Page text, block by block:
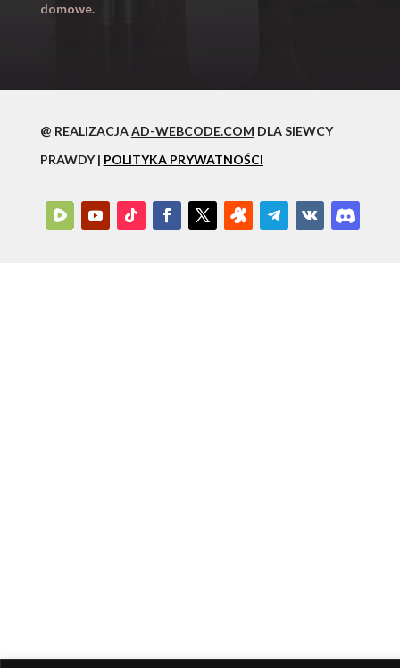
domowe.
@ REALIZACJAAD-WEBCODE.COM DLA SIEWCY
PRAWDY | POLITYKA PRYWATNOŚCI